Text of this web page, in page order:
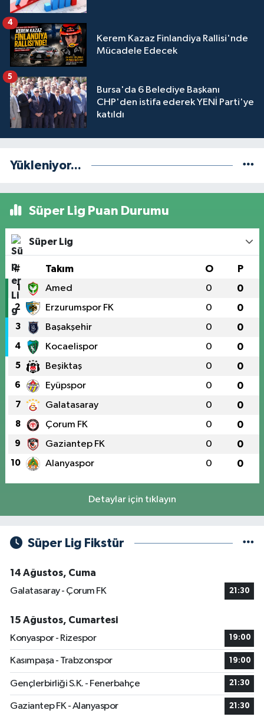
Kerem Kazaz Finlandiya Rallisi'nde
Mücadele Edecek
4
Bursa'da 6 Belediye Başkanı
CHP'den istifa ederek YENİ Parti'ye
katıldı
5
Yükleniyor...
Süper Lig Puan Durumu
Süper Lig
# Takım O P
1 Amed 0 0
2 Erzurumspor FK 0 0
3 Başakşehir 0 0
4 Kocaelispor 0 0
5 Beşiktaş 0 0
6 Eyüpspor 0 0
7 Galatasaray 0 0
8 Çorum FK 0 0
9 Gaziantep FK 0 0
10 Alanyaspor 0 0
Detaylar için tıklayın
Süper Lig Fikstür
14 Ağustos, Cuma
Galatasaray - Çorum FK
21:30
15 Ağustos, Cumartesi
Konyaspor - Rizespor
19:00
Kasımpaşa - Trabzonspor 19:00
Gençlerbirliği S.K. - Fenerbahçe 21:30
Gaziantep FK - Alanyaspor 21:30